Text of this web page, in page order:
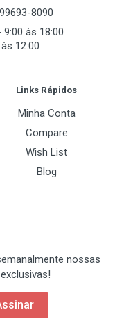
8090
às 18:00
12:00
Links Rápidos
Minha Conta
Compare
Wish List
Blog
nossas